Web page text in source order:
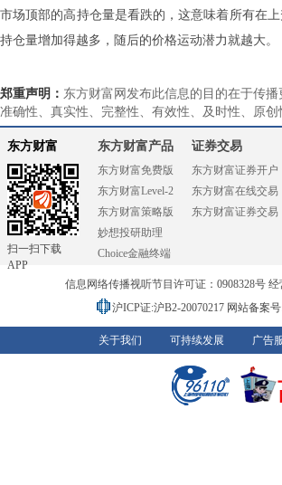
市场顶部的高持仓量是看跌的，这意味着所有在
持仓量增加得越多，随后的价格运动潜力就越大。
郑重声明： 东方财富网发布此信息的目的在于传
准确性、真实性、完整性、有效性、及时性、原
东方财富
扫一扫下载
APP
东方财富产品
东方财富免费版
东方财富Level-2
东方财富策略版
妙想投研助理
Choice金融终端
证券交易
东方财富证券开户
东方财富在线交易
东方财富证券交易
信息网络传播视听节目许可证：0908328号
沪ICP证:沪B2-20070217 网站备案
关于我们 可持续发展 广告